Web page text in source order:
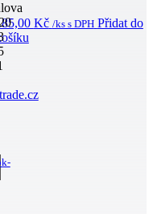
Kč /ks s DPH Přidat do